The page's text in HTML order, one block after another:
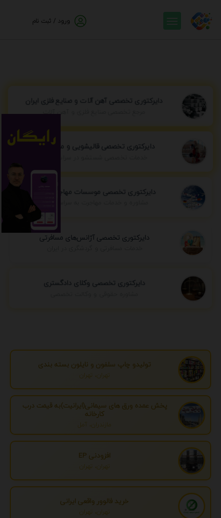
ورود / ثبت نام
دایرکتوری تخصصی آهن آلات و صنایع فلزی ایران
مرجع تخصصی صنایع فلزی و آهن آلات
دایرکتوری تخصصی قالیشویی و مبل شویی
دایرکتوری تخصصی موسسات مهاجرتی ایران
مشاوره و خدمات مهاجرت به سراسر جهان
دایرکتوری تخصصی آژانس‌های مسافرتی
دایرکتوری تخصصی وکلای دادگستری
تولیدو چاپ سلفون و نایلون بسته بندی
تهران، تهران
پخش عمده ورق های سیمانی(ایرانیت)به قیمت درب
کارخانه
مازندران، آمل
افزودنی EP
تهران، تهران
خرید فالوور واقعی ایرانی
تهران، تهران